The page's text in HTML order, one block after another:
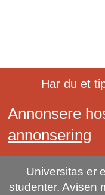
Har du et
Annonsere
annonsering
Universitas er
studenter. Avisen